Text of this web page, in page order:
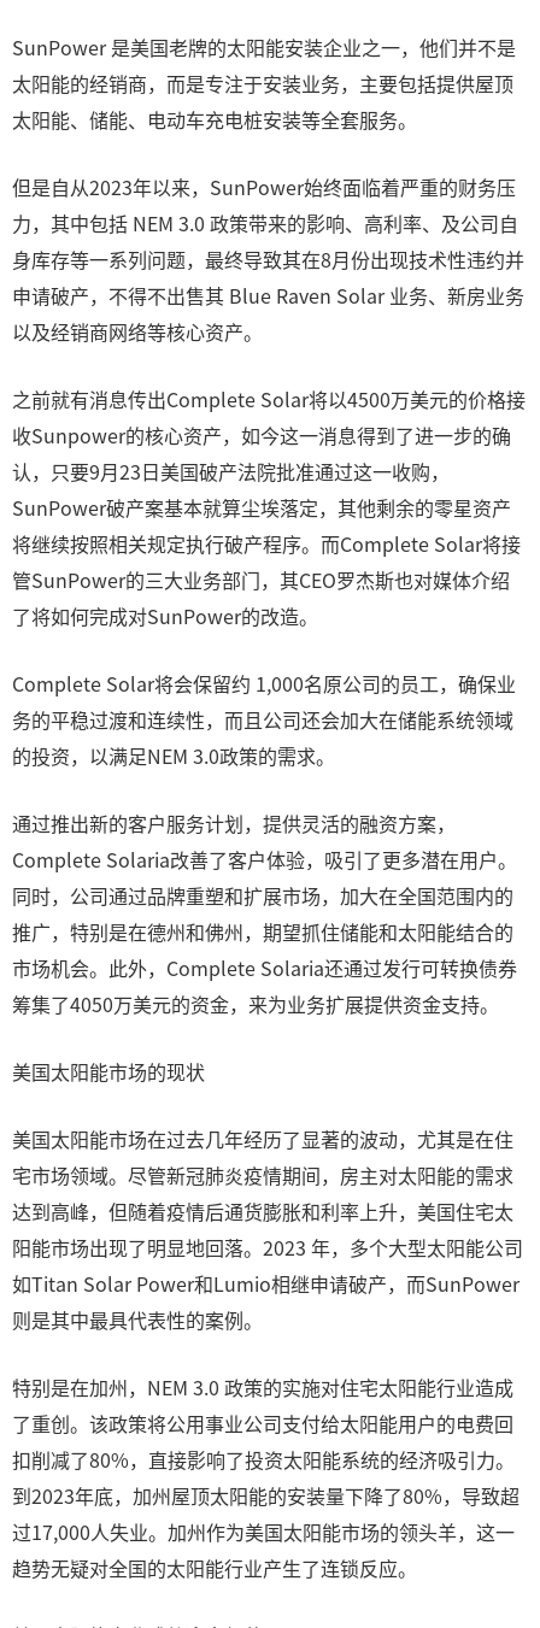
SunPower 是美国老牌的太阳能安装企业之一，他们并不是
太阳能的经销商，而是专注于安装业务，主要包括提供屋顶
太阳能、储能、电动车充电桩安装等全套服务。
但是自从2023年以来，SunPower始终面临着严重的财务压
力，其中包括 NEM 3.0 政策带来的影响、高利率、及公司自
身库存等一系列问题，最终导致其在8月份出现技术性违约并
申请破产，不得不出售其 Blue Raven Solar 业务、新房业务
以及经销商网络等核心资产。
之前就有消息传出Complete Solar将以4500万美元的价格接
收Sunpower的核心资产，如今这一消息得到了进一步的确
认，只要9月23日美国破产法院批准通过这一收购，
SunPower破产案基本就算尘埃落定，其他剩余的零星资产
将继续按照相关规定执行破产程序。而Complete Solar将接
管SunPower的三大业务部门，其CEO罗杰斯也对媒体介绍
了将如何完成对SunPower的改造。
Complete Solar将会保留约 1,000名原公司的员工，确保业
务的平稳过渡和连续性，而且公司还会加大在储能系统领域
的投资，以满足NEM 3.0政策的需求。
通过推出新的客户服务计划，提供灵活的融资方案，
Complete Solaria改善了客户体验，吸引了更多潜在用户。
同时，公司通过品牌重塑和扩展市场，加大在全国范围内的
推广，特别是在德州和佛州，期望抓住储能和太阳能结合的
市场机会。此外，Complete Solaria还通过发行可转换债券
筹集了4050万美元的资金，来为业务扩展提供资金支持。
美国太阳能市场的现状
美国太阳能市场在过去几年经历了显著的波动，尤其是在住
宅市场领域。尽管新冠肺炎疫情期间，房主对太阳能的需求
达到高峰，但随着疫情后通货膨胀和利率上升，美国住宅太
阳能市场出现了明显地回落。2023 年，多个大型太阳能公司
如Titan Solar Power和Lumio相继申请破产，而SunPower
则是其中最具代表性的案例。
特别是在加州，NEM 3.0 政策的实施对住宅太阳能行业造成
了重创。该政策将公用事业公司支付给太阳能用户的电费回
扣削减了80%，直接影响了投资太阳能系统的经济吸引力。
到2023年底，加州屋顶太阳能的安装量下降了80%，导致超
过17,000人失业。加州作为美国太阳能市场的领头羊，这一
趋势无疑对全国的太阳能行业产生了连锁反应。